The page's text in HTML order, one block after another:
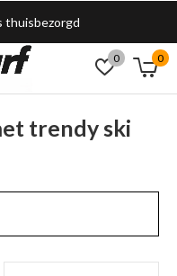
0 0
thuisbezorgd
trendy ski